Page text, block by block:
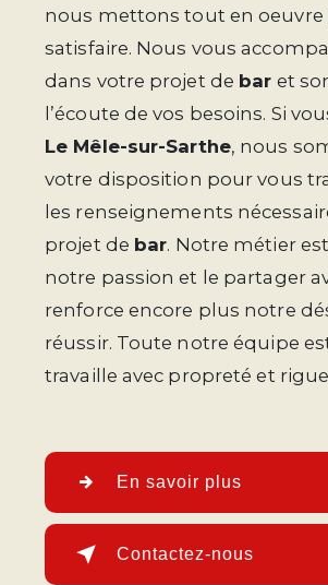
nous mettons tout en oeuvre
satisfaire. Nous vous
dans votre projet de bar et
l’écoute de vos besoins. Si
Le Mêle-sur-Sarthe, nous
votre disposition pour vous
les renseignements
projet de bar. Notre métier
notre passion et le partager
renforce encore plus notre
réussir. Toute notre équipe
travaille avec propreté et
En savoir plus
Contactez-nous